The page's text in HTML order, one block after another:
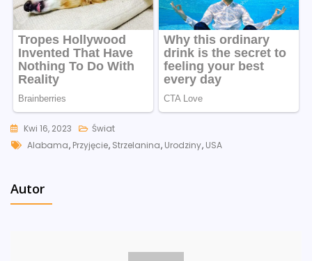
Kwi 16, 2023
Świat
Tags
Alabama, Przyjęcie, Strzelanina, Urodziny, USA
Autor